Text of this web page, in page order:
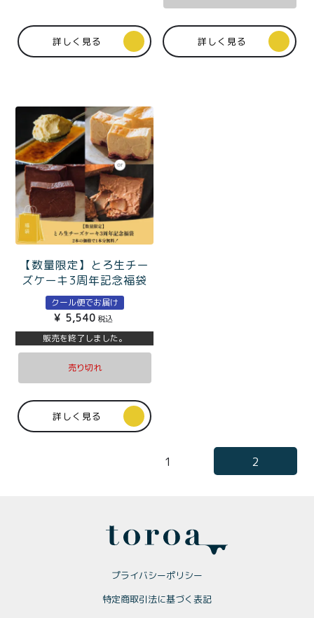
詳しく見る 詳しく見る
【数量限定】とろ生チー
ズケーキ3周年記念福袋
クール便でお届け
¥ 5,540 税込
販売を終了しました。
売り切れ
詳しく見る
1 2
プライバシーポリシー
特定商取引法に基づく表記